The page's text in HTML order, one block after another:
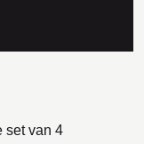
set van 4